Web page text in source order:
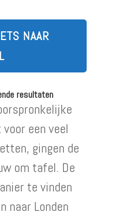
NAAR
resultaten
een veel
gingen de
om tafel. De
te vinden
naar Londen